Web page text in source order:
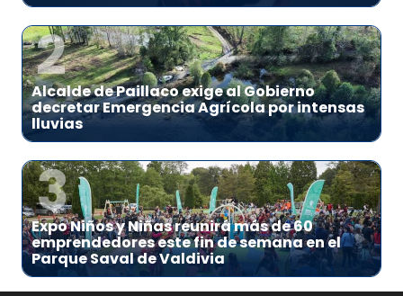
2
Alcalde de Paillaco exige al Gobierno
decretar Emergencia Agrícola por intensas
lluvias
3
Expo Niños y Niñas reunirá más de 60
emprendedores este fin de semana en el
Parque Saval de Valdivia